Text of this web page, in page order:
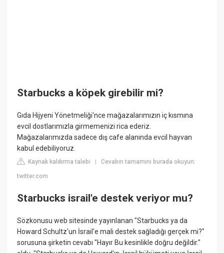
Starbucks a köpek girebilir mi?
Gıda Hijyeni Yönetmeliği'nce mağazalarımızın iç kısmına
evcil dostlarımızla girmemenizi rica ederiz.
Mağazalarımızda sadece dış cafe alanında evcil hayvan
kabul edebiliyoruz.
Kaynak kaldırma talebi |Cevabın tamamını burada okuyun:
twitter.com
Starbucks israil'e destek veriyor mu?
Sözkonusu web sitesinde yayınlanan "Starbucks ya da
Howard Schultz'un İsrail'e mali destek sağladığı gerçek mi?"
sorusuna şirketin cevabı "Hayır Bu kesinlikle doğru değildir."